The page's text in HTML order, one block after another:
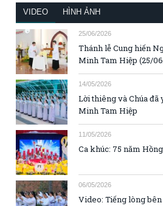
VIDEO HÌNH ẢNH
25/06/2026
Thánh lễ Cung hiến
Minh Tam Hiệp (25/
14/05/2026
Lời thiêng và Chúa đã
Minh Tam Hiệp
11/05/2026
Ca khúc: 75 năm
06/05/2026
Video: Tiếng lòng